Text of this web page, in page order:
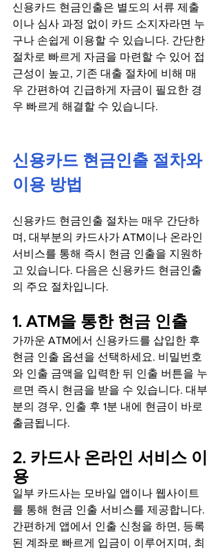
신용카드 현금인출은 별도의 서류 제출
이나 심사 과정 없이 카드 소지자라면 누
구나 손쉽게 이용할 수 있습니다. 간단한
절차로 빠르게 자금을 마련할 수 있어 접
근성이 높고, 기존 대출 절차에 비해 매
우 간편하여 긴급하게 자금이 필요한 경
우 빠르게 해결할 수 있습니다.
신용카드 현금인출 절차와
이용 방법
신용카드 현금인출 절차는 매우 간단하
며, 대부분의 카드사가 ATM이나 온라인
서비스를 통해 즉시 현금 인출을 지원하
고 있습니다. 다음은 신용카드 현금인출
의 주요 절차입니다.
1. ATM을 통한 현금 인출
가까운 ATM에서 신용카드를 삽입한 후
현금 인출 옵션을 선택하세요. 비밀번호
와 인출 금액을 입력한 뒤 인출 버튼을 누
르면 즉시 현금을 받을 수 있습니다. 대부
분의 경우, 인출 후 1분 내에 현금이 바로
출금됩니다.
2. 카드사 온라인 서비스 이
용
일부 카드사는 모바일 앱이나 웹사이트
를 통해 현금 인출 서비스를 제공합니다.
간편하게 앱에서 인출 신청을 하면, 등록
된 계좌로 빠르게 입금이 이루어지며, 최